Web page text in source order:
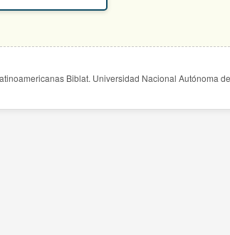
Biblat. Universidad Nacional Autónoma